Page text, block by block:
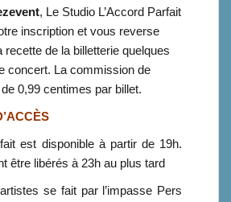
, Le Studio L’Accord Parfait
inscription et vous reverse
recette de la billetterie quelques
concert. La commission de
0,99 centimes par billet.
est disponible à partir de 19h.
être libérés à 23h au plus tard
se fait par l’impasse Pers